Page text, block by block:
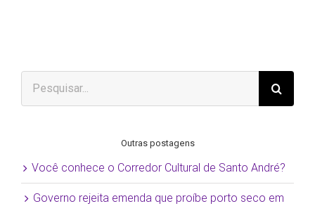
resultados
para:
Outras postagens
Você conhece o Corredor Cultural de Santo André?
Governo rejeita emenda que proíbe porto seco em